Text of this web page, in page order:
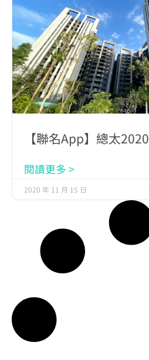
【聯名App】總太2020
閱讀更多 >
2020 年 11 月 15 日